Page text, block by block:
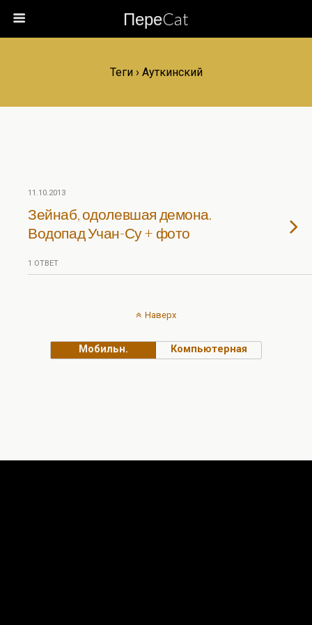
ПереCat
Теги › Ауткинский
11.10.2013
Зейнаб, одолевшая демона.
Водопад Учан-Су + фото
1 ОТВЕТ
Наверх
Мобильн. Компьютерная